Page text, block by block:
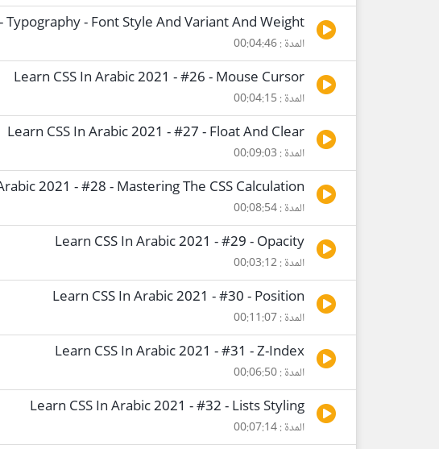
Typography - Font Style And Variant And Weight
المدة : 00:04:46
Learn CSS In Arabic 2021 - #26 - Mouse Cursor
المدة : 00:04:15
Learn CSS In Arabic 2021 - #27 - Float And Clear
المدة : 00:09:03
2021 - #28 - Mastering The CSS Calculation
المدة : 00:08:54
Learn CSS In Arabic 2021 - #29 - Opacity
المدة : 00:03:12
Learn CSS In Arabic 2021 - #30 - Position
المدة : 00:11:07
Learn CSS In Arabic 2021 - #31 - Z-Index
المدة : 00:06:50
Learn CSS In Arabic 2021 - #32 - Lists Styling
المدة : 00:07:14